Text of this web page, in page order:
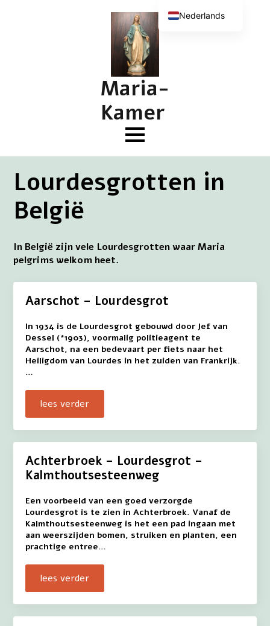
Maria-
Kamer
Lourdesgrotten in
België
In België zijn vele Lourdesgrotten waar Maria
pelgrims welkom heet.
Aarschot – Lourdesgrot
In 1934 is de Lourdesgrot gebouwd door Jef van
Dessel (*1903), voormalig politieagent te
Aarschot, na een bedevaart per fiets naar het
Heiligdom van Lourdes in het zuiden van Frankrijk.
…
lees verder
Achterbroek – Lourdesgrot –
Kalmthoutsesteenweg
Een voorbeeld van een goed verzorgde
Lourdesgrot is te zien in Achterbroek. Vanaf de
Kalmthoutsesteenweg is het een pad ingaan met
aan weerszijden bomen, struiken en planten, een
prachtige entree…
lees verder
Nederlands